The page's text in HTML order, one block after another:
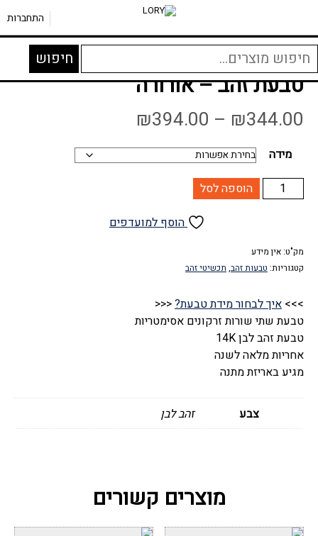
התחברות
חיפוש
עבור:
חיפוש
»טבעת זהב – אורורה
טבעת זהב – אורורה
₪344.00
–
₪394.00
מידה
כמות
של
-
אורורה
הוספה לסל
הוסף למועדפים
מק"ט: אין מידע
קטגוריות: טבעות זהב, תכשיטי זהב
>>> איך לבחור מידת טבעת?<<<
טבעת שתי שורות זרקונים אסימטריות
טבעת זהב לבן 14K
אחריות מלאה לשנה
מגיע באריזת מתנה
צבע זהב לבן
מוצרים קשורים